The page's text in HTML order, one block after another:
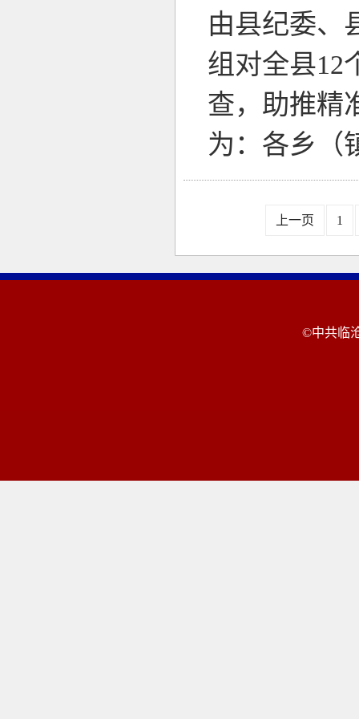
由县纪委、
组对全县12
查，助推精
为：各乡（
上一页 1
©中共临